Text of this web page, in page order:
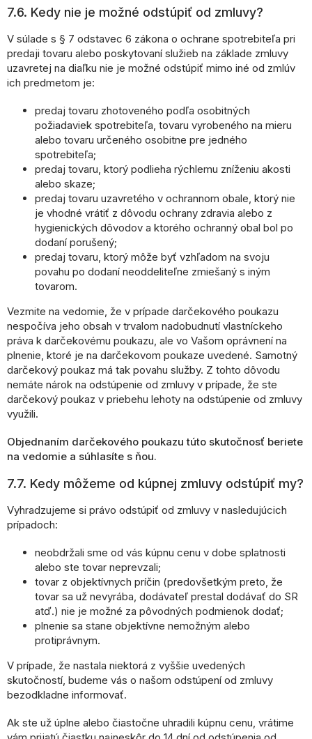
7.6. Kedy nie je možné odstúpiť od zmluvy?
V súlade s § 7 odstavec 6 zákona o ochrane spotrebiteľa pri
predaji tovaru alebo poskytovaní služieb na základe zmluvy
uzavretej na diaľku nie je možné odstúpiť mimo iné od zmlúv
ich predmetom je:
predaj tovaru zhotoveného podľa osobitných
požiadaviek spotrebiteľa, tovaru vyrobeného na mieru
alebo tovaru určeného osobitne pre jedného
spotrebiteľa;
predaj tovaru, ktorý podlieha rýchlemu zníženiu akosti
alebo skaze;
predaj tovaru uzavretého v ochrannom obale, ktorý nie
je vhodné vrátiť z dôvodu ochrany zdravia alebo z
hygienických dôvodov a ktorého ochranný obal bol po
dodaní porušený;
predaj tovaru, ktorý môže byť vzhľadom na svoju
povahu po dodaní neoddeliteľne zmiešaný s iným
tovarom.
Vezmite na vedomie, že v prípade darčekového poukazu
nespočíva jeho obsah v trvalom nadobudnutí vlastníckeho
práva k darčekovému poukazu, ale vo Vašom oprávnení na
plnenie, ktoré je na darčekovom poukaze uvedené. Samotný
darčekový poukaz má tak povahu služby. Z tohto dôvodu
nemáte nárok na odstúpenie od zmluvy v prípade, že ste
darčekový poukaz v priebehu lehoty na odstúpenie od zmluvy
využili.
Objednaním darčekového poukazu túto skutočnosť beriete
na vedomie a súhlasíte s ňou.
7.7. Kedy môžeme od kúpnej zmluvy odstúpiť my?
Vyhradzujeme si právo odstúpiť od zmluvy v nasledujúcich
prípadoch:
neobdržali sme od vás kúpnu cenu v dobe splatnosti
alebo ste tovar neprevzali;
tovar z objektívnych príčin (predovšetkým preto, že
tovar sa už nevyrába, dodávateľ prestal dodávať do SR
atď.) nie je možné za pôvodných podmienok dodať;
plnenie sa stane objektívne nemožným alebo
protiprávnym.
V prípade, že nastala niektorá z vyššie uvedených
skutočností, budeme vás o našom odstúpení od zmluvy
bezodkladne informovať.
Ak ste už úplne alebo čiastočne uhradili kúpnu cenu, vrátime